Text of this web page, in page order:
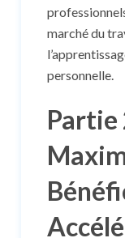
marché du
personnelle.
Partie